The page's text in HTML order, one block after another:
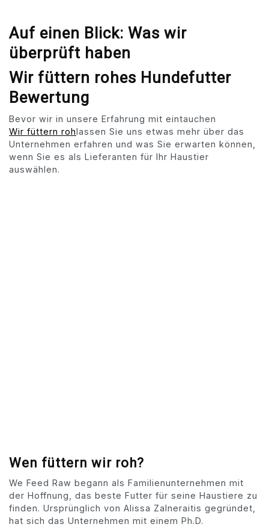
Auf einen Blick: Was wir
überprüft haben
Wir füttern rohes Hundefutter
Bewertung
Bevor wir in unsere Erfahrung mit eintauchen
Wir füttern rohlassen Sie uns etwas mehr über das
Unternehmen erfahren und was Sie erwarten können,
wenn Sie es als Lieferanten für Ihr Haustier
auswählen.
Wen füttern wir roh?
We Feed Raw begann als Familienunternehmen mit
der Hoffnung, das beste Futter für seine Haustiere zu
finden. Ursprünglich von Alissa Zalneraitis gegründet,
hat sich das Unternehmen mit einem Ph.D.